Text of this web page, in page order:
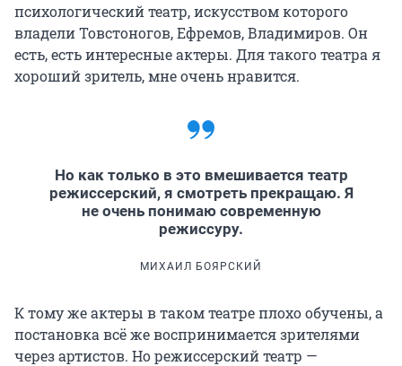
психологический театр, искусством которого
владели Товстоногов, Ефремов, Владимиров. Он
есть, есть интересные актеры. Для такого театра я
хороший зритель, мне очень нравится.
Но как только в это вмешивается театр
режиссерский, я смотреть прекращаю. Я
не очень понимаю современную
режиссуру.
МИХАИЛ БОЯРСКИЙ
К тому же актеры в таком театре плохо обучены, а
постановка всё же воспринимается зрителями
через артистов. Но режиссерский театр —